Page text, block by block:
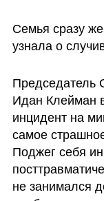
Семья сразу
узнала о
Председатель
Идан Клейман
инцидент на
самое
Поджег себя
не занимался